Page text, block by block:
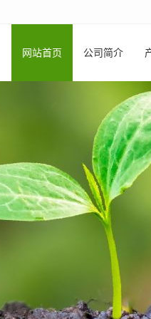
网站首页 公司简介